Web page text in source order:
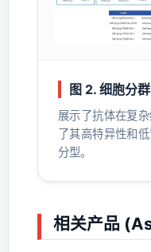
图 2. 细胞分
展示了抗体在复
了其高特异性和
分型。
相关产品